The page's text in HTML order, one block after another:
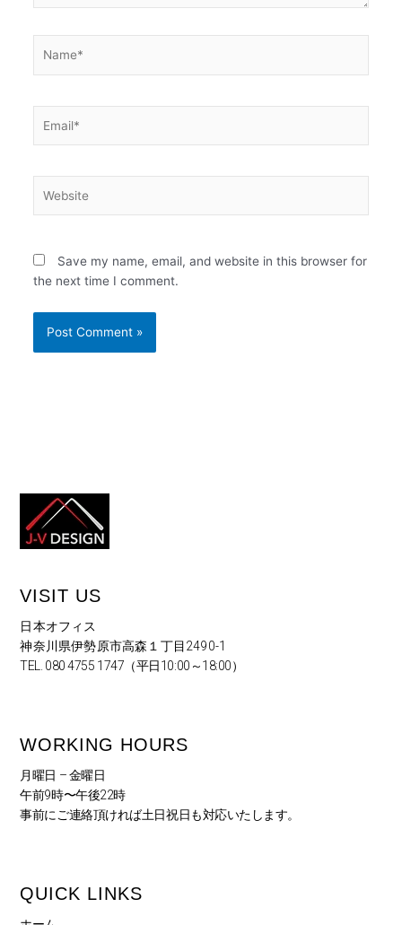
Save my name, email, and website in this browser for
the next time I comment.
VISIT US
日本オフィス
神奈川県伊勢原市高森１丁目2490-1
TEL. 080 4755 1747（平日10:00～18:00）
WORKING HOURS
月曜日 – 金曜日
午前9時〜午後22時
事前にご連絡頂ければ土日祝日も対応いたします。
QUICK LINKS